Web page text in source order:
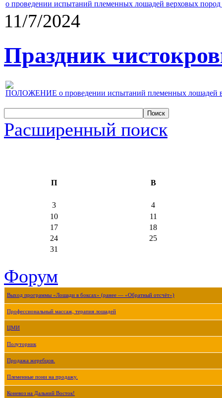
о проведении испытаний племенных лошадей верховых
11/7/2024
Праздник
ПОЛОЖЕНИЕ о проведении испытаний племенных лошадей
Расширенный поиск
П В
3
4
10
11
17
18
24
25
31
Форум
Выход программы «Лошади в боксах» (ранее — «Обратный отсчёт»)
Профессиональный массаж, терапия лошадей
ЦМИ
Полуторник
Продажа жеребцов.
Племенные пони на продажу.
Коневоз на Дальний Восток!